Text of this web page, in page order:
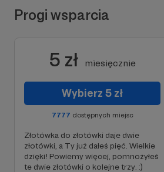
Progi wsparcia
5 zł miesięcznie
Wybierz 5 zł
7777 dostępnych miejsc
Złotówka do złotówki daje dwie
złotówki, a Ty już dałeś pięć. Wielkie
dzięki! Powiemy więcej, pomnożyłeś
te dwie złotówki o kolejne trzy. :)